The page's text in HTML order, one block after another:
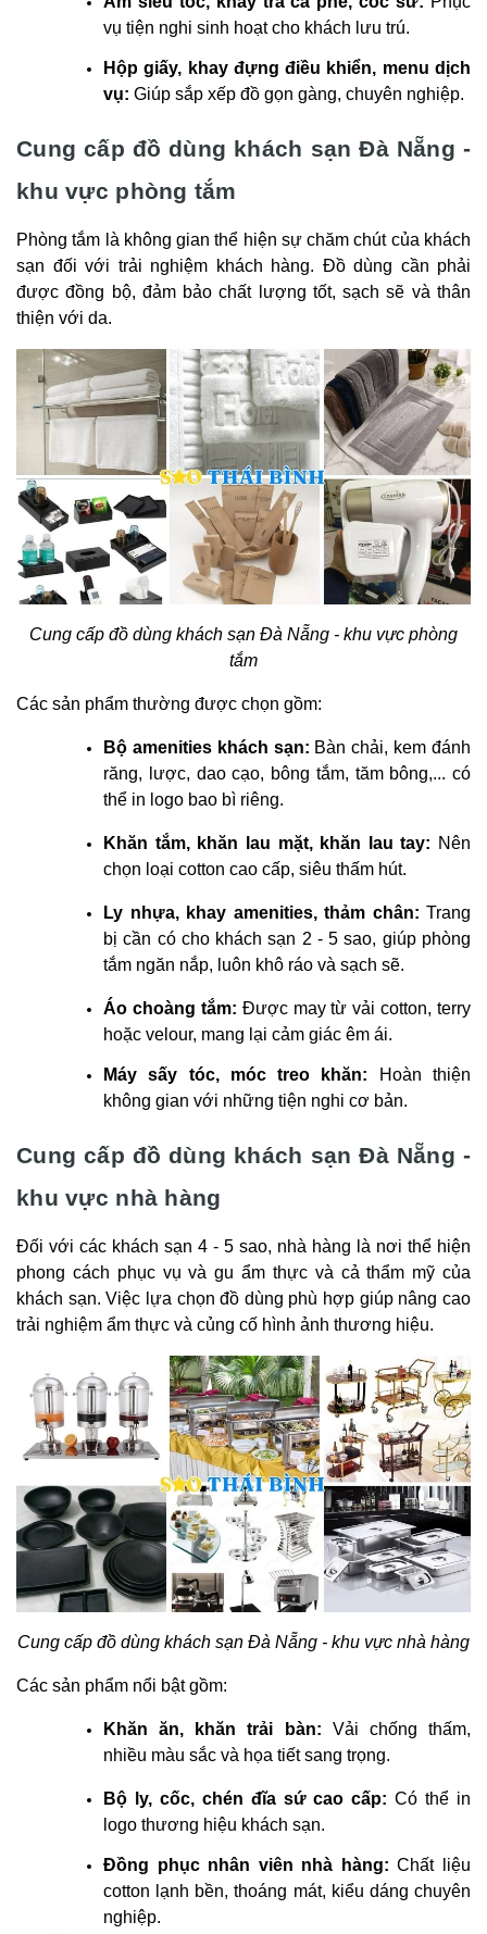
vụ tiện nghi sinh hoạt cho khách lưu trú.
Hộp giấy, khay đựng điều khiển, menu dịch
vụ: Giúp sắp xếp đồ gọn gàng, chuyên nghiệp.
Cung cấp đồ dùng khách sạn Đà Nẵng -
khu vực phòng tắm
Phòng tắm là không gian thể hiện sự chăm chút của khách
sạn đối với trải nghiệm khách hàng. Đồ dùng cần phải
được đồng bộ, đảm bảo chất lượng tốt, sạch sẽ và thân
thiện với da.
Cung cấp đồ dùng khách sạn Đà Nẵng - khu vực phòng
tắm
Các sản phẩm thường được chọn gồm:
Bộ amenities khách sạn: Bàn chải, kem đánh
răng, lược, dao cạo, bông tắm, tăm bông,... có
thể in logo bao bì riêng.
Khăn tắm, khăn lau mặt, khăn lau tay: Nên
chọn loại cotton cao cấp, siêu thấm hút.
Ly nhựa, khay amenities, thảm chân: Trang
bị cần có cho khách sạn 2 - 5 sao, giúp phòng
tắm ngăn nắp, luôn khô ráo và sạch sẽ.
Áo choàng tắm: Được may từ vải cotton, terry
hoặc velour, mang lại cảm giác êm ái.
Máy sấy tóc, móc treo khăn:
Hoàn thiện
không gian với những tiện nghi cơ bản.
Cung cấp đồ dùng khách sạn Đà Nẵng -
khu vực nhà hàng
Đối với các khách sạn 4 - 5 sao, nhà hàng là nơi thể hiện
phong cách phục vụ và gu ẩm thực và cả thẩm mỹ của
khách sạn. Việc lựa chọn đồ dùng phù hợp giúp nâng cao
trải nghiệm ẩm thực và củng cố hình ảnh thương hiệu.
Cung cấp đồ dùng khách sạn Đà Nẵng - khu vực nhà hàng
Các sản phẩm nổi bật gồm:
Khăn ăn, khăn trải bàn: Vải chống thấm,
nhiều màu sắc và họa tiết sang trọng.
Bộ ly, cốc, chén đĩa sứ cao cấp:Có thể in
logo thương hiệu khách sạn.
Đồng phục nhân viên nhà hàng: Chất liệu
cotton lạnh bền, thoáng mát, kiểu dáng chuyên
nghiệp.